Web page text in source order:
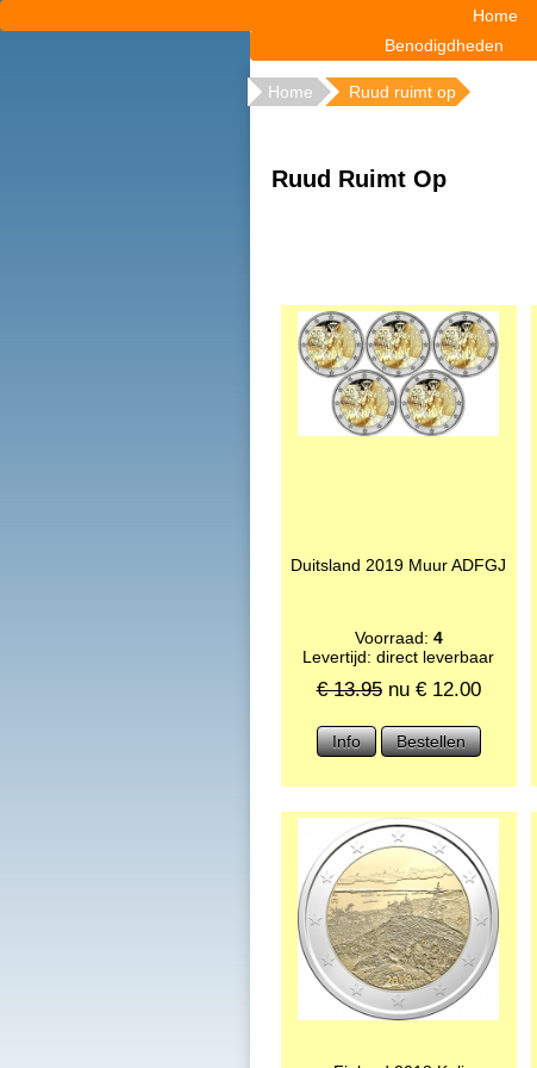
Home
Benodigdheden
Home Ruud ruimt op
Ruud Ruimt Op
Duitsland 2019 Muur ADFGJ
Voorraad: 4
Levertijd: direct leverbaar
€ 13.95nu € 12.00